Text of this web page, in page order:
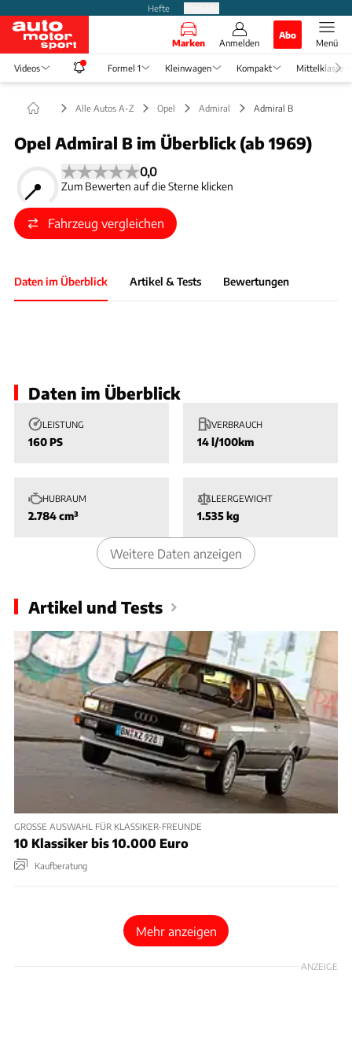
Hefte
Marken Anmelden
Abo
Menü
Videos Formel 1 Kleinwagen Kompakt Mittelklasse
Alle Autos A-Z Opel Admiral Admiral B
Opel Admiral B im Überblick (ab 1969)
0,0
Zum Bewerten auf die Sterne klicken
Fahrzeug vergleichen
Daten im Überblick Artikel & Tests Bewertungen
Daten im Überblick
LEISTUNG
160 PS
VERBRAUCH
14 l/100km
HUBRAUM
2.784 cm³
LEERGEWICHT
1.535 kg
Weitere Daten anzeigen
Artikel und Tests
GROSSE AUSWAHL FÜR KLASSIKER-FREUNDE
10 Klassiker bis 10.000 Euro
Kaufberatung
Mehr anzeigen
ANZEIGE